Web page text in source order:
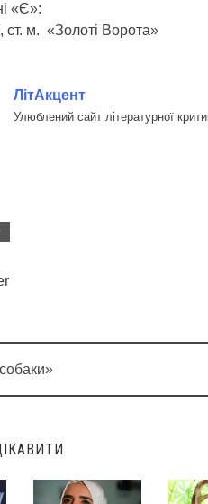
«Є»:
ст. м. «Золоті Ворота»
ЛітАкцент
Улюблений сайт літературної